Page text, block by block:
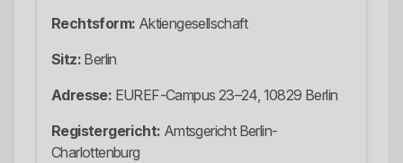
Rechtsform: Aktiengesellschaft
Sitz: Berlin
Adresse: EUREF-Campus 23–24, 10829 Berlin
Registergericht: Amtsgericht Berlin-
Charlottenburg